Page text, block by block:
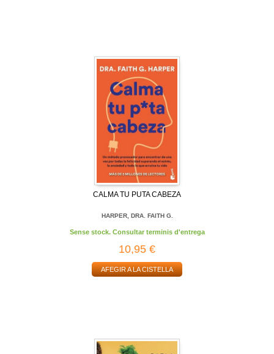
CALMA TU PUTA CABEZA
HARPER, DRA. FAITH G.
Sense stock. Consultar terminis d'entrega
10,95 €
AFEGIR A LA CISTELLA